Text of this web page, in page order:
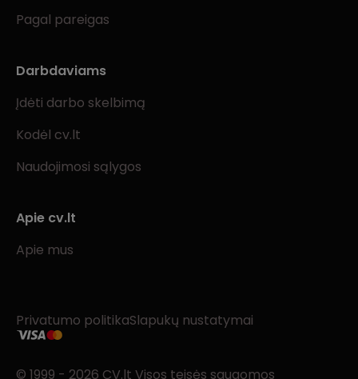
Pagal pareigas
Darbdaviams
Įdėti darbo skelbimą
Kodėl cv.lt
Naudojimosi sąlygos
Apie cv.lt
Apie mus
Privatumo politikaSlapukų nustatymai
© 1999 - 2026 CV.lt Visos teisės saugomos